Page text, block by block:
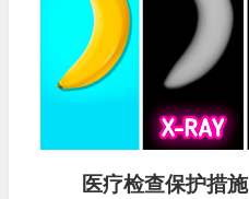
医疗检查保护措施